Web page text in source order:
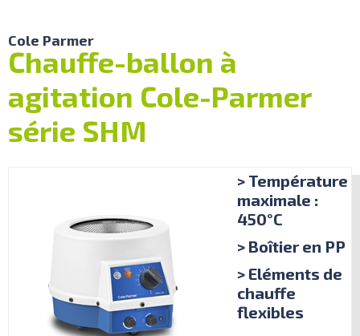
Cole Parmer
Chauffe-ballon à
agitation Cole-Parmer
série SHM
> Température
maximale :
450°C
> Boîtier en PP
> Eléments de
chauffe
flexibles